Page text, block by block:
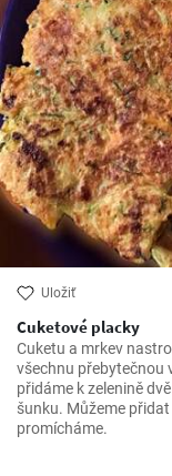
Uložiť
Cuketové placky
Cuketu a mrkev
všechnu přebytečnou
přidáme k zelenině
šunku. Můžeme
promícháme.